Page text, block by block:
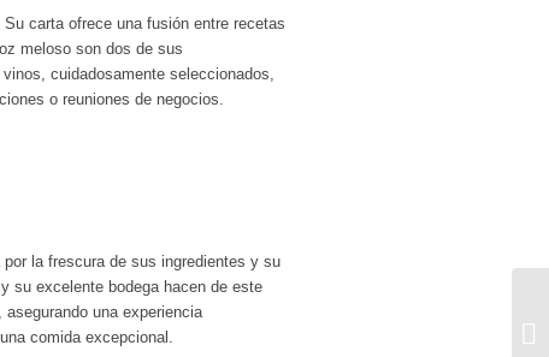
carta ofrece una fusión entre recetas
meloso son dos de sus
cuidadosamente seleccionados,
o reuniones de negocios.
la frescura de sus ingredientes y su
su excelente bodega hacen de este
una experiencia
comida excepcional.